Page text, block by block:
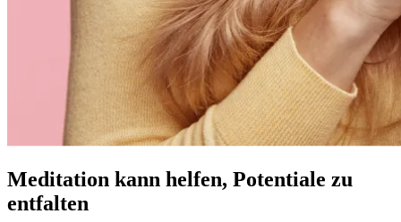
Meditation kann helfen, Potentiale zu
entfalten